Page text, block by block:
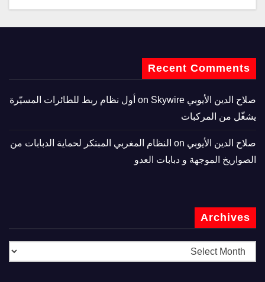
Recent Comments
صلاح الدين الأيوبي
Skywire أول نظام ربط للطائرات المسيّرة
يشغّل من المركبات
صلاح الدين الأيوبي
النظام المغربي المبتكر لحماية الدبابات من
الصواريخ الموجهة و دبابات العدو
Archives